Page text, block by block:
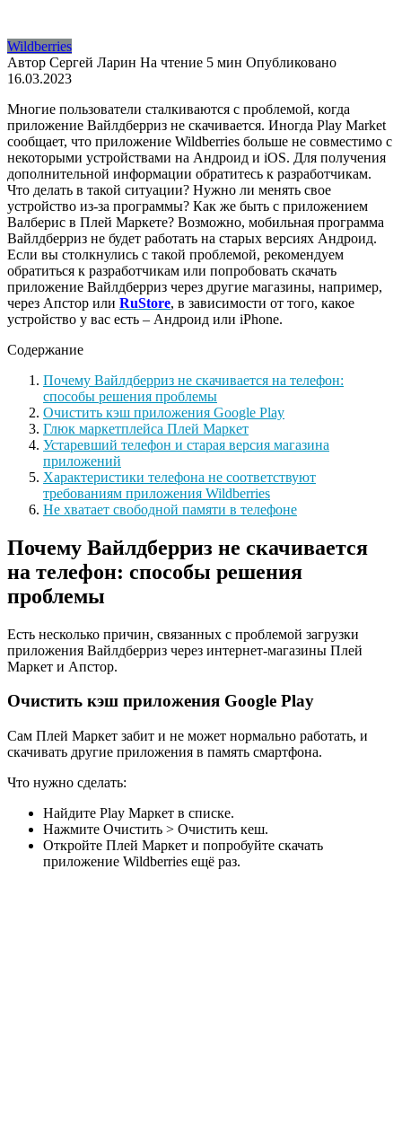
Wildberries
Автор Сергей Ларин На чтение 5 мин Опубликовано
16.03.2023
Многие пользователи сталкиваются с проблемой, когда
приложение Вайлдберриз не скачивается. Иногда Play Market
сообщает, что приложение Wildberries больше не совместимо с
некоторыми устройствами на Андроид и iOS. Для получения
дополнительной информации обратитесь к разработчикам.
Что делать в такой ситуации? Нужно ли менять свое
устройство из-за программы? Как же быть с приложением
Валберис в Плей Маркете? Возможно, мобильная программа
Вайлдберриз не будет работать на старых версиях Андроид.
Если вы столкнулись с такой проблемой, рекомендуем
обратиться к разработчикам или попробовать скачать
приложение Вайлдберриз через другие магазины, например,
через Апстор или RuStore, в зависимости от того, какое
устройство у вас есть – Андроид или iPhone.
Содержание
Почему Вайлдберриз не скачивается на телефон:
способы решения проблемы
Очистить кэш приложения Google Play
Глюк маркетплейса Плей Маркет
Устаревший телефон и старая версия магазина
приложений
Характеристики телефона не соответствуют
требованиям приложения Wildberries
Не хватает свободной памяти в телефоне
Почему Вайлдберриз не скачивается
на телефон: способы решения
проблемы
Есть несколько причин, связанных с проблемой загрузки
приложения Вайлдберриз через интернет-магазины Плей
Маркет и Апстор.
Очистить кэш приложения Google Play
Сам Плей Маркет забит и не может нормально работать, и
скачивать другие приложения в память смартфона.
Что нужно сделать:
Найдите Play Маркет в списке.
Нажмите Очистить > Очистить кеш.
Откройте Плей Маркет и попробуйте скачать
приложение Wildberries ещё раз.